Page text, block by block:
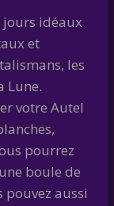
jours idéaux
et
les
Lune.
votre Autel
pourrez
boule de
pouvez aussi